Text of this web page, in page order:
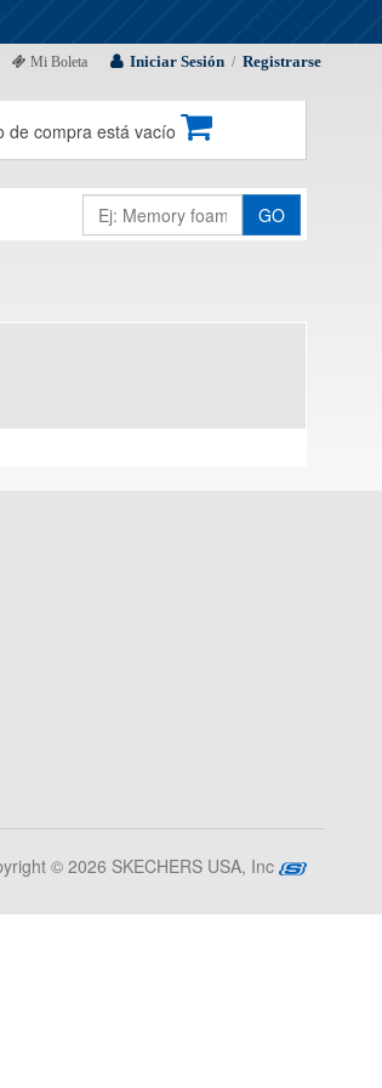
Iniciar Sesión / Registrarse
Mi Boleta
de compra está vacío
GO
© 2026 SKECHERS USA, Inc